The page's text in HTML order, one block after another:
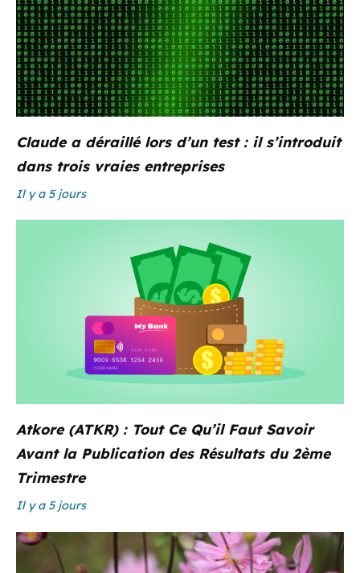
Claude a déraillé lors d’un test : il s’introduit
dans trois vraies entreprises
Il y a 5 jours
Atkore (ATKR) : Tout Ce Qu’il Faut Savoir
Avant la Publication des Résultats du 2ème
Trimestre
Il y a 5 jours